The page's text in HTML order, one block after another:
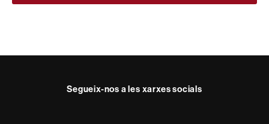
Segueix-nos a les xarxes socials